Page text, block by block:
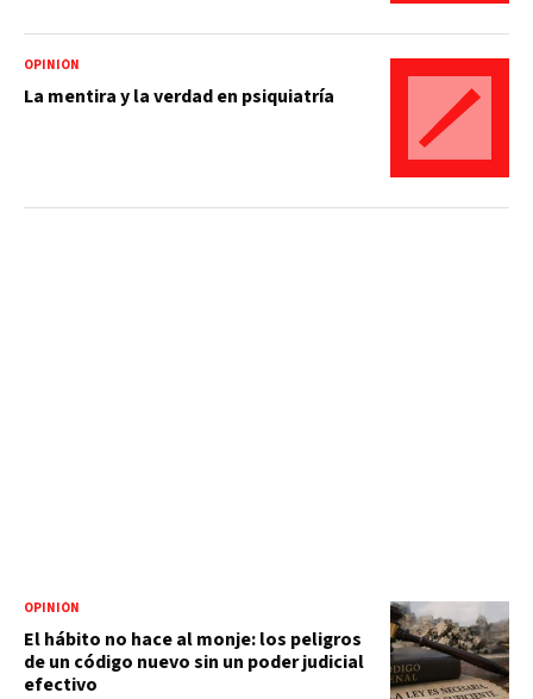
OPINIÓN
La mentira y la verdad en psiquiatría
OPINIÓN
El hábito no hace al monje: los peligros
de un código nuevo sin un poder judicial
efectivo